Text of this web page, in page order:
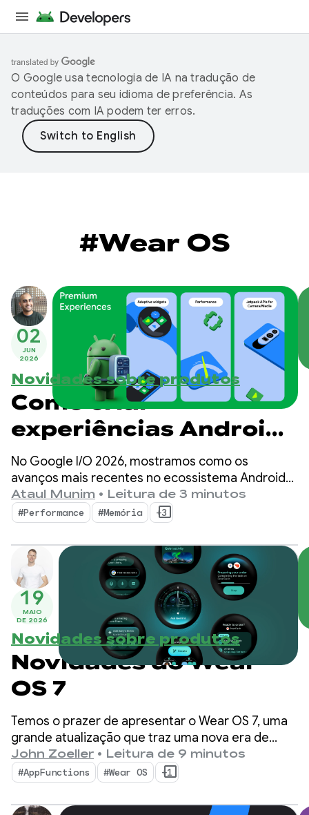
O Google usa tecnologia de IA na tradução de
conteúdos para seu idioma de preferência. As
traduções com IA podem ter erros.
#Wear OS
02
JUN
2026
Novidades sobre produtos
Como criar
experiências Android
Premium no Google
I/O ‘26
No Google I/O 2026, mostramos como os
avanços mais recentes no ecossistema Android
podem ajudar você a aumentar a qualidade do
app e maximizar a eficiência do desenvolvimento.
Ataul Munim • Leitura de 3 minutos
#Performance #Memória +3
19
MAIO
DE 2026
Novidades sobre produtos
Novidades do Wear
OS 7
Temos o prazer de apresentar o Wear OS 7, uma
grande atualização que traz uma nova era de
eficiência energética e inteligência para usuários
e desenvolvedores.
John Zoeller • Leitura de 9 minutos
#AppFunctions #Wear OS +1